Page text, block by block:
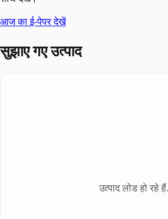
आज का ई-पेपर देखें
सुझाए गए उत्पाद
उत्पाद लोड हो रहे